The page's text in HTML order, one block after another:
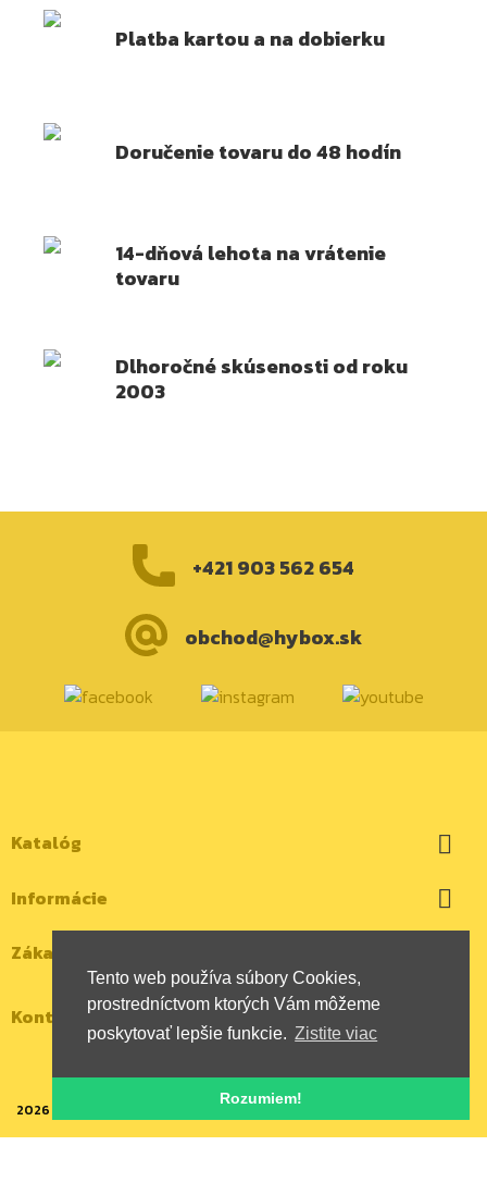
Tento web používa súbory Cookies,
prostredníctvom ktorých Vám môžeme
poskytovať lepšie funkcie. Zistite viac
Rozumiem!
Platba kartou a na dobierku
Doručenie tovaru do 48 hodín
14-dňová lehota na vrátenie
tovaru
Dlhoročné skúsenosti od roku
2003
+421 903 562 654
obchod@hybox.sk
Katalóg 
Informácie 
Zákaznícky účet
Kontaktujte nás
2026 | Všetky autorské práva vyhradené | HYBOX Slovakia, s.r.o.